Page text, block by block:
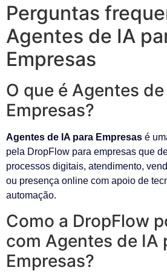
Perguntas
Agentes de IA
Empresas
O que é Agentes
Empresas?
Agentes de IA para Empresas é
pela DropFlow para empresas que
processos digitais, atendimento,
ou presença online com apoio de
automação.
Como a DropFlow
com Agentes de IA
Empresas?